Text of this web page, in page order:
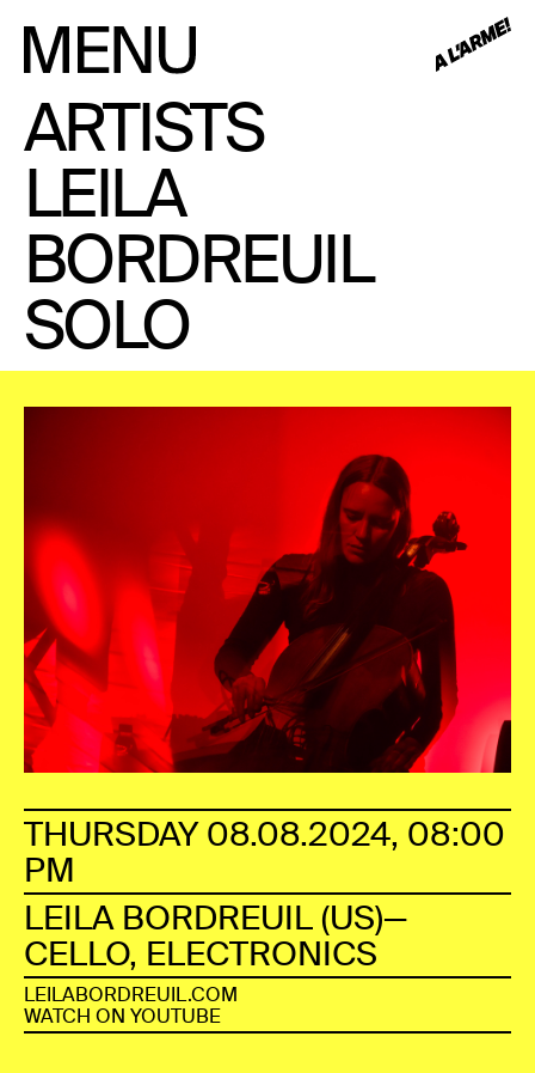
ARTISTS
LEILA
BORDREUIL
SOLO
THURSDAY 08.08.2024, 08:00
PM
LEILA BORDREUIL (US)—
CELLO, ELECTRONICS
LEILABORDREUIL.COM
WATCH ON YOUTUBE